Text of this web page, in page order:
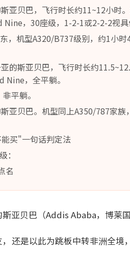
亚贝巴，飞行时长约11~12小时
，30座级，1-2-1或2-2-2视具
，机型A320/B737级别，约1小时
的斯亚贝巴，飞行时长约
，全平躺。
平躺。
亚贝巴。机型同上A350/787家
买"一句话判定法
：
名
亚贝巴（Addis Ababa，博莱国
还是以此为跳板中转非洲全境